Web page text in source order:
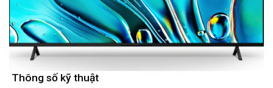
Thông số kỹ thuật